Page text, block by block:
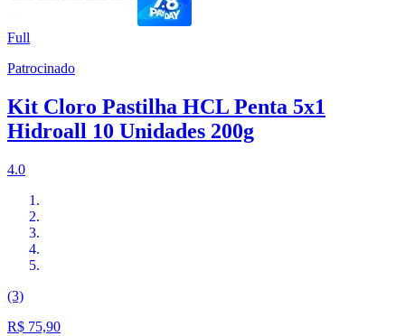
Full
Patrocinado
Kit Cloro Pastilha HCL Penta 5x1
Hidroall 10 Unidades 200g
4.0
(3)
R$ 75,90